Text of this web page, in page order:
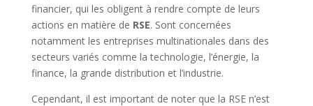
financier, qui les obligent à rendre compte de leurs
actions en matière de RSE. Sont concernées
notamment les entreprises multinationales dans des
secteurs variés comme la technologie, l’énergie, la
finance, la grande distribution et l’industrie.
Cependant, il est important de noter que la RSE n’est